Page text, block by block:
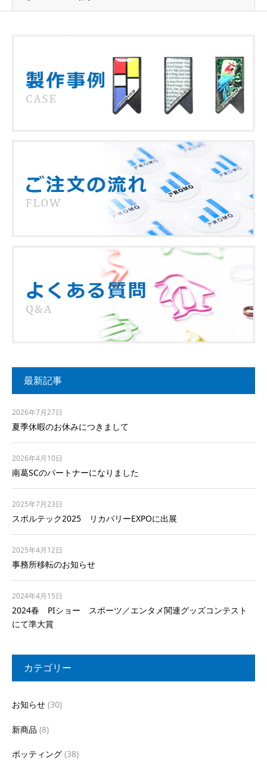
最新記事
夏季休暇のお休みにつきまして
2026年7月27日
南葛SCのパートナーになりました
2026年4月10日
スポルテック2025 リカバリーEXPOに出展
2025年7月23日
事務所移転のお知らせ
2025年4月12日
2024春 PIショー スポーツ／エンタメ関連グッズコンテスト
にて準大賞
2024年4月15日
カテゴリー
お知らせ (30)
新商品 (8)
ポッティング (38)